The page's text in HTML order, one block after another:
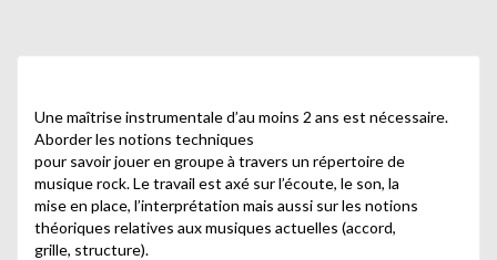
Une maîtrise instrumentale d’au moins 2 ans est nécessaire.
Aborder les notions techniques
pour savoir jouer en groupe à travers un répertoire de
musique rock. Le travail est axé sur l’écoute, le son, la
mise en place, l’interprétation mais aussi sur les notions
théoriques relatives aux musiques actuelles (accord,
grille, structure).